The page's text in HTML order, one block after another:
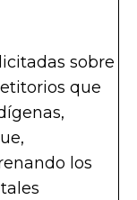
sobre
que
los